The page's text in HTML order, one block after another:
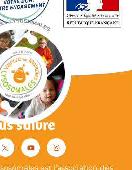
suivre
est l’association des